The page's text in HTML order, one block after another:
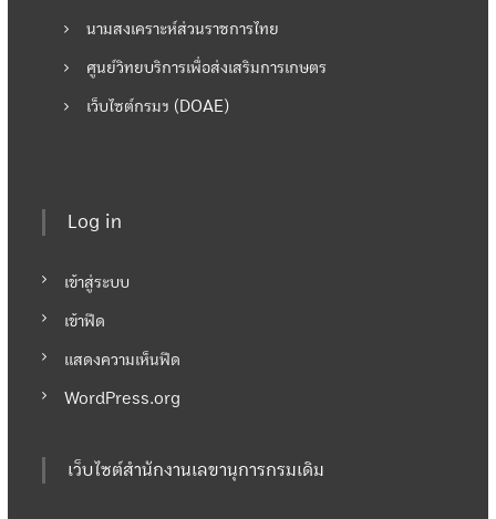
นามสงเคราะห์ส่วนราชการไทย
ศูนย์วิทยบริการเพื่อส่งเสริมการเกษตร
เว็บไซต์กรมฯ (DOAE)
Log in
เข้าสู่ระบบ
เข้าฟีด
แสดงความเห็นฟีด
WordPress.org
เว็บไซต์สำนักงานเลขานุการกรมเดิม